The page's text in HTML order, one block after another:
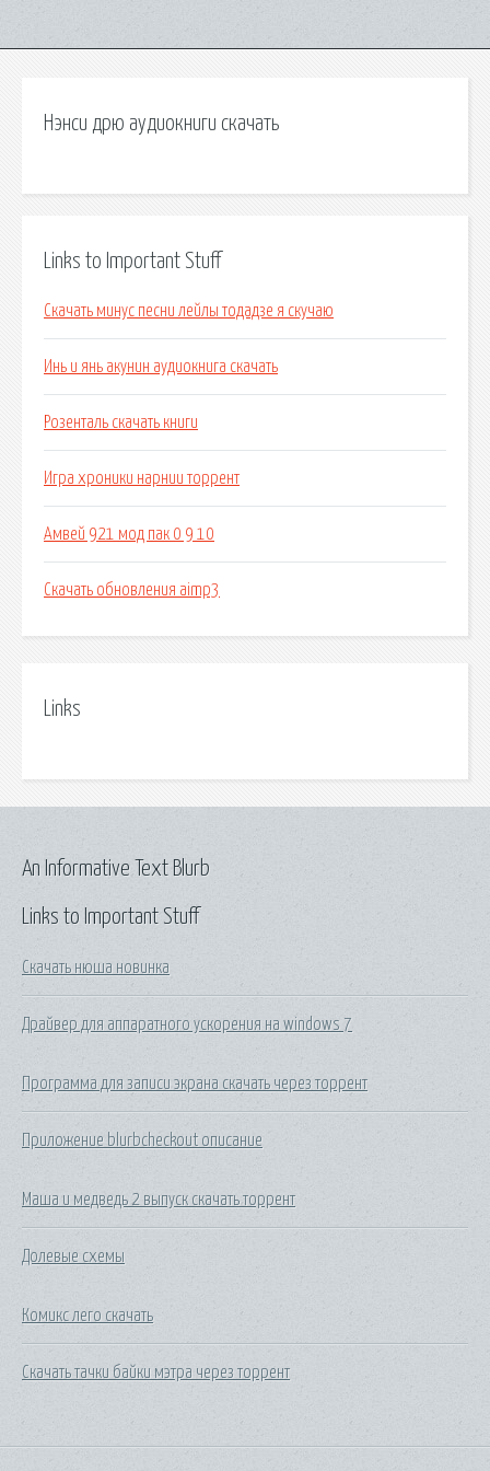
Нэнси дрю аудиокниги скачать
Links to Important Stuff
Скачать минус песни лейлы тодадзе я скучаю
Инь и янь акунин аудиокнига скачать
Розенталь скачать книги
Игра хроники нарнии торрент
Амвей 921 мод пак 0 9 10
Скачать обновления aimp3
Links
Links to Important Stuff
Скачать нюша новинка
Драйвер для аппаратного ускорения на windows 7
Программа для записи экрана скачать через торрент
Приложение blurbcheckout описание
Маша и медведь 2 выпуск скачать торрент
Долевые схемы
Комикс лего скачать
Скачать тачки байки мэтра через торрент
An Informative Text Blurb